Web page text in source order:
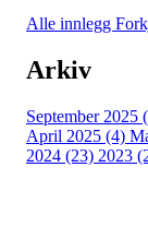
Alle innlegg
Arkiv
September 2025
April 2025 (4)
2024 (23) 2023